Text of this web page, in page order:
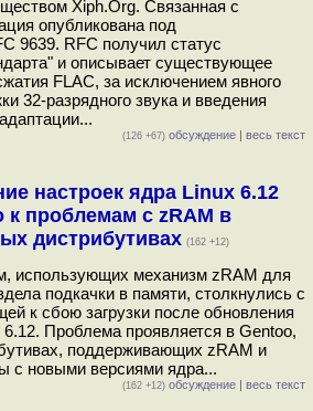
Xiph.Org. Связанная с
опубликована под
9639. RFC получил статус
и описывает существующее
FLAC, за исключением явного
32-разрядного звука и введения
(126 +67) обсуждение | весь текст
настроек ядра Linux 6.12
к проблемам c zRAM в
дистрибутивах (162 +12)
использующих механизм zRAM для
подкачки в памяти, столкнулись с
к сбою загрузки после обновления
Проблема проявляется в Gentoo,
поддерживающих zRAM и
с новыми версиями ядра...
(162 +12) обсуждение | весь текст